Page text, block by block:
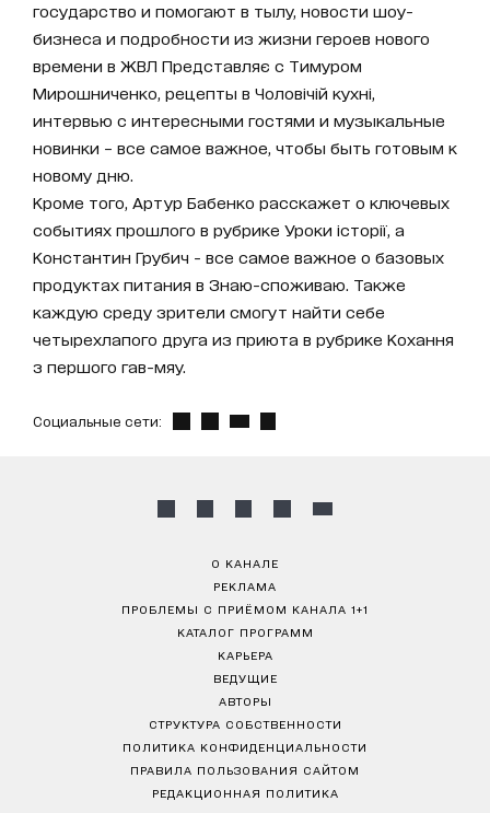
государство и помогают в тылу, новости шоу-
бизнеса и подробности из жизни героев нового
времени в ЖВЛ Представляє с Тимуром
Мирошниченко, рецепты в Чоловічій кухні,
интервью с интересными гостями и музыкальные
новинки – все самое важное, чтобы быть готовым к
новому дню.
Кроме того, Артур Бабенко расскажет о ключевых
событиях прошлого в рубрике Уроки історії, а
Константин Грубич - все самое важное о базовых
продуктах питания в Знаю-споживаю. Также
каждую среду зрители смогут найти себе
четырехлапого друга из приюта в рубрике Кохання
з першого гав-мяу.
Социальные сети:
О КАНАЛЕ
РЕКЛАМА
ПРОБЛЕМЫ С ПРИЁМОМ КАНАЛА 1+1
КАТАЛОГ ПРОГРАММ
КАРЬЕРА
ВЕДУЩИЕ
АВТОРЫ
СТРУКТУРА СОБСТВЕННОСТИ
ПОЛИТИКА КОНФИДЕНЦИАЛЬНОСТИ
ПРАВИЛА ПОЛЬЗОВАНИЯ САЙТОМ
РЕДАКЦИОННАЯ ПОЛИТИКА